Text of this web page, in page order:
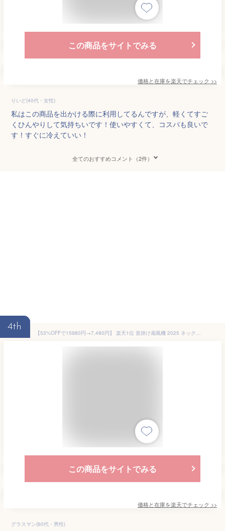
この商品をサイトでみる
価格と在庫を楽天でチェック >>
りいど(40代・女性)
私はこの商品を出かける際に利用してるんですが、軽くてすご
くひんやりして気持ちいです！使いやすくて、コスパも良いで
す！すぐに冷えていい！
全てのおすすめコメント（2件）
4th
【53%OFFで15980円→7,480円】 楽天1位 首掛け扇風機 2025 ネッククーラー 冷却プレート 冷感 ひんやり ペルチェ 360°送風 4000mAh大容量 首かけ扇風機 ネックファン くびかけ扇風機 ミニ扇風機 ポータブル 軽量 ハンズフリー 扇風機 ギフト 送料無料
この商品をサイトでみる
価格と在庫を楽天でチェック >>
グラスマン(60代・男性)